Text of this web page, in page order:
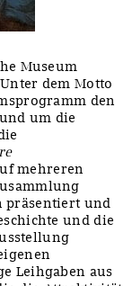
Museum
dem Motto
den
um die
mehreren
präsentiert und
und die
Leihgaben aus